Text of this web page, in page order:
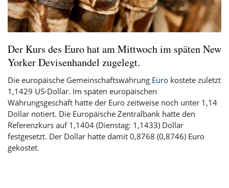
Der Kurs des Euro hat am Mittwoch im späten New
Yorker Devisenhandel zugelegt.
Die europäische Gemeinschaftswährung Euro kostete zuletzt
1,1429 US-Dollar. Im späten europäischen
Währungsgeschäft hatte der Euro zeitweise noch unter 1,14
Dollar notiert. Die Europäische Zentralbank hatte den
Referenzkurs auf 1,1404 (Dienstag: 1,1433) Dollar
festgesetzt. Der Dollar hatte damit 0,8768 (0,8746) Euro
gekostet.